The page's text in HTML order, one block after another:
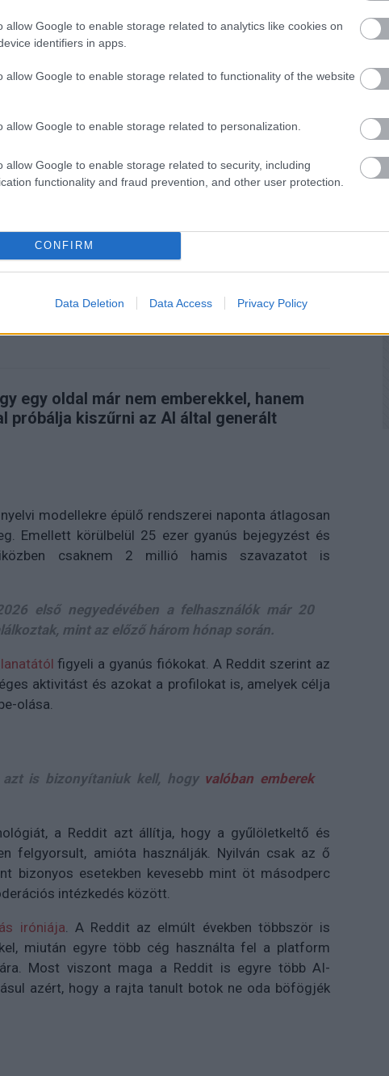
allow Google to enable storage related to analytics like cookies on
identifiers in apps.
allow Google to enable storage related to functionality of the website
allow Google to enable storage related to personalization.
allow Google to enable storage related to security, including
functionality and fraud prevention, and other user protection.
CONFIRM
Data Deletion Data Access Privacy Policy
Tetszik
veszi fel
intelligencia ellen
egy oldal már nem emberekkel, hanem
próbálja kiszűrni az AI által generált
modellekre épülő rendszerei naponta átlagosan
Emellett körülbelül 25 ezer gyanús bejegyzést és
csaknem 2 millió hamis szavazatot is
első negyedévében a felhasználók már 20
mint az előző három hónap során.
figyeli a gyanús fiókokat. A Reddit szerint az
aktivitást és azokat a profilokat is, amelyek célja
olása.
is bizonyítaniuk kell, hogy valóban emberek
a Reddit azt állítja, hogy a gyűlöletkeltő és
felgyorsult, amióta használják. Nyilván csak az ő
bizonyos esetekben kevesebb mint öt másodperc
intézkedés között.
iróniája. A Reddit az elmúlt években többször is
miután egyre több cég használta fel a platform
Most viszont maga a Reddit is egyre több AI-
azért, hogy a rajta tanult botok ne oda böfögjék